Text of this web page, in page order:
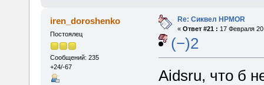
iren_doroshenko
Постоялец
Сообщений: 235
+24/-67
Re: Сиквел HPMOR
« Ответ #21 : 17 Февраля
(−)2
Aidsru, что б